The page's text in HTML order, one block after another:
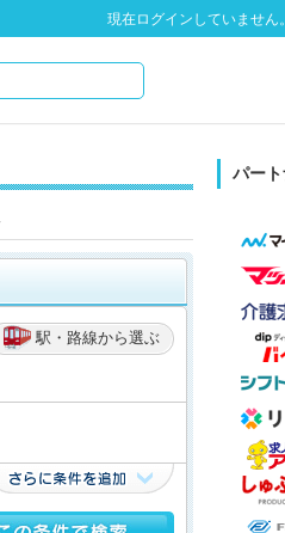
現在ログインしていません。
駅・路線から選ぶ
パー